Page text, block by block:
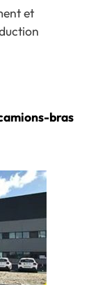
et
bras